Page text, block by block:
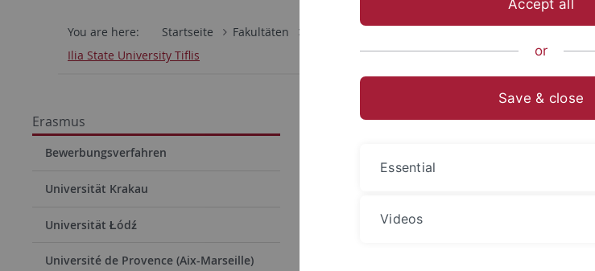
You are here: Startseite Fakultäten
Ilia State University Tiflis
Erasmus
Bewerbungsverfahren
Universität Krakau
Universität Łódź
Université de Provence (Aix-Marseille)
Ilia State University Tiflis
Accept all
or
Save & close
Essential
Videos